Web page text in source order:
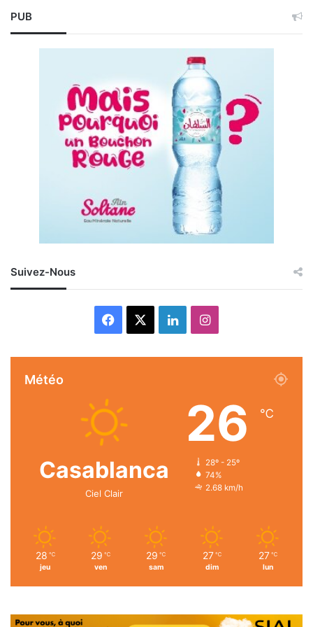
PUB
Suivez-Nous
Facebook LinkedinInstagram
Météo
Casablanca
Ciel Clair
26 ℃
28º - 25º
74%
2.68 km/h
28 ℃
jeu
29 ℃
ven
29 ℃
sam
27 ℃
dim
27 ℃
lun